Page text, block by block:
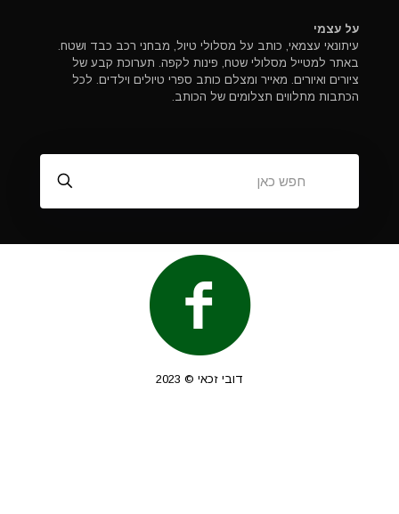
על עצמי
עיתונאי עצמאי, כותב על מסלולי טיול, מבחני רכב כבד ושטח.
באתר למטייל מסלולי שטח, פינות לקפה. תערוכת קבע של
ציורים ואיורים. מאייר ומצלם כותב ספרי טיולים וילדים. לכל
הכתבות מתלווים תצלומים של הכותב.
דובי זכאי © 2023